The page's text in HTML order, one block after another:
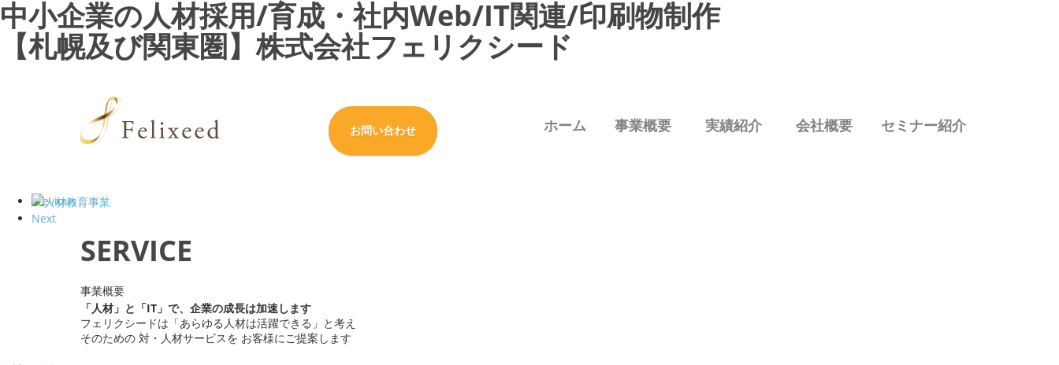
中小企業の人材採用/育成・社内Web/IT関連/印刷物制作
【札幌及び関東圏】株式会社フェリクシード
ホーム 事業概要 実績紹介 会社概要 セミナー紹介
お問い合わせ
Previous
Next
SERVICE
事業概要
「人材」 と 「IT」 で、企業の成長は加速します
フェリクシードは 「あらゆる人材は活躍できる」 と考え
そのための 対・人材サービスを お客様にご提案します